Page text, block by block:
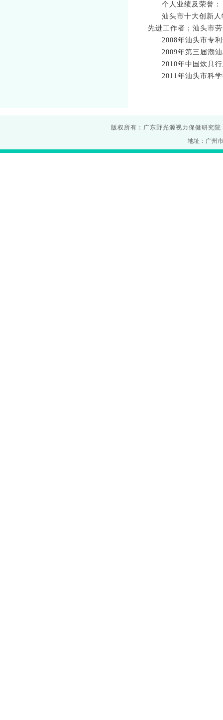
个人业绩及荣誉：
汕头市十大创新
先进工作者；汕头市
2008年汕头市专
2009年第三届潮
2010年中国炊具
2011年汕头市科
版权所有：广东野光源视力保健研究院
地址：广州